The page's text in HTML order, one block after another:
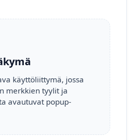
käyttöliittymä, jossa
merkkien tyylit ja
avautuvat popup-